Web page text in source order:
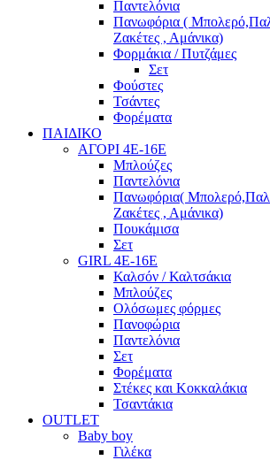
Παντελόνια
Πανωφόρια (
Ζακέτες , Αμάνικα)
Φορμάκια / Πυτζάμες
Σετ
Φούστες
Τσάντες
Φορέματα
ΠΑΙΔΙΚΟ
ΑΓΟΡΙ 4Ε-16Ε
Μπλούζες
Παντελόνια
Πανωφόρια(
Ζακέτες , Αμάνικα)
Πουκάμισα
Σετ
GIRL 4Ε-16Ε
Καλσόν / Καλτσάκια
Μπλούζες
Ολόσωμες φόρμες
Πανοφώρια
Παντελόνια
Σετ
Φορέματα
Στέκες και Κοκκαλάκια
Τσαντάκια
OUTLET
Baby boy
Γιλέκα